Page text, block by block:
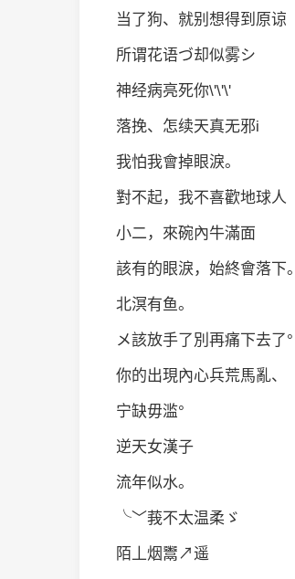
当了狗、就别想得到原谅
所谓花语づ却似雾シ
神经病亮死你\'\'\'
落挽、怎续天真无邪i
我怕我會掉眼淚。
對不起，我不喜歡地球人
小二，來碗內牛滿面
該有的眼淚，始終會落下。
北溟有鱼。
メ該放手了別再痛下去了°
你的出現內心兵荒馬亂、
宁缺毋滥°
逆天女漢子
流年似水。
╰﹀莪不太温柔ゞ
陌丄烟鬻↗遥